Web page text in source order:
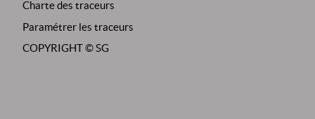
Charte des traceurs
Paramétrer les traceurs
COPYRIGHT ©SG